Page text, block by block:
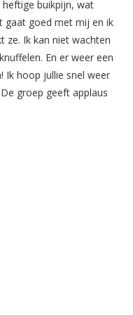
heftige buikpijn, wat
gaat goed met mij en ik
ze. Ik kan niet wachten
En er weer een
Ik hoop jullie snel weer
groep geeft applaus